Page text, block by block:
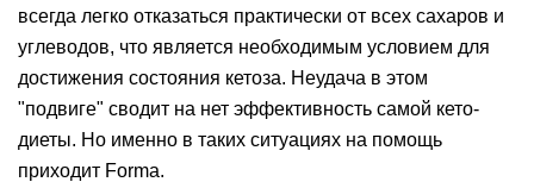
всегда легко отказаться практически от всех сахаров и
углеводов, что является необходимым условием для
достижения состояния кетоза. Неудача в этом
"подвиге" сводит на нет эффективность самой кето-
диеты. Но именно в таких ситуациях на помощь
приходит Forma.